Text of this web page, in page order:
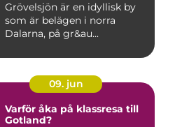
Grövelsjön är en idyllisk by
som är belägen i norra
Dalarna, på gr&au...
09. jun
Varför åka på klassresa till
Gotland?